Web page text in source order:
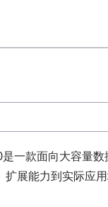
款面向大容量
展能力到实际